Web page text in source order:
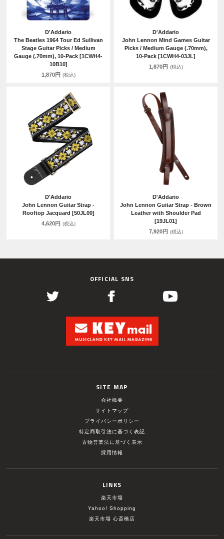
D'Addario
The Beatles 1964 Tour Ed Sullivan
Stage Guitar Picks / Medium
Gauge (.70mm), 10-Pack [1CWH4-
10B10]
1,870円 (税込)
D'Addario
John Lennon Mind Games Guitar
Picks / Medium Gauge (.70mm),
10-Pack [1CWH4-03JL]
1,870円 (税込)
D'Addario
John Lennon Guitar Strap -
Rooftop Jacquard [50JL00]
4,620円 (税込)
D'Addario
John Lennon Guitar Strap - Brown
Leather with Shoulder Pad
[19JL01]
7,920円 (税込)
OFFICIAL SNS
SITE MAP
会社概要
サイトマップ
プライバシーポリシー
特定商取引法に基づく表記
古物営業法に基づく表示
採用情報
LINKS
楽天市場
Yahoo! Shopping
楽天市場 心斎橋店